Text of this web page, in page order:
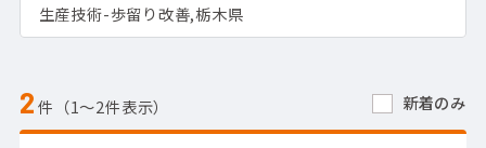
生産技術-歩留り改善,栃木県
2件（1〜2件表示） 新着のみ